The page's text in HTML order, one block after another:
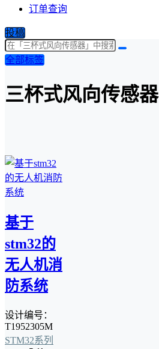
订单查询
投稿
全部标签
三杯式风向传感器
基于
stm32的
无人机消
防系统
设计编号：
T1952305M
STM32系列